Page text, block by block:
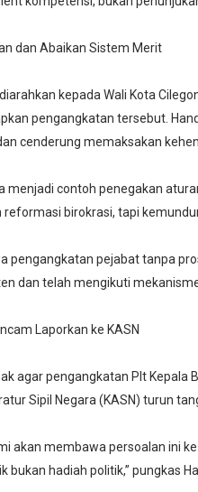
dan Abaikan Sistem Merit
kepada Wali Kota
pengangkatan tersebut.
cenderung memaksakan
menjadi contoh penegakan
reformasi birokrasi, tapi
pengangkatan pejabat tanpa
dan telah mengikuti
Laporkan ke KASN
agar pengangkatan Plt Kepala
Sipil Negara (KASN) turun
akan membawa persoalan ini
bukan hadiah politik,” pungkas